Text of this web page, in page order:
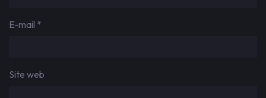
E-mail *
Site web